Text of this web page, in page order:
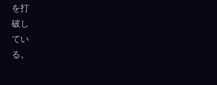
を打
破し
てい
る。